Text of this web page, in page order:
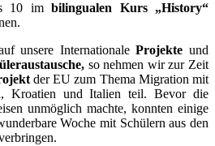
10 imbilingualen Kurs „History“
unsere InternationaleProjekte und
so nehmen wir zur Zeit
der EU zum Thema Migration mit
Kroatien und Italien teil. Bevor die
unmöglich machte, konnten einige
Woche mit Schülern aus den